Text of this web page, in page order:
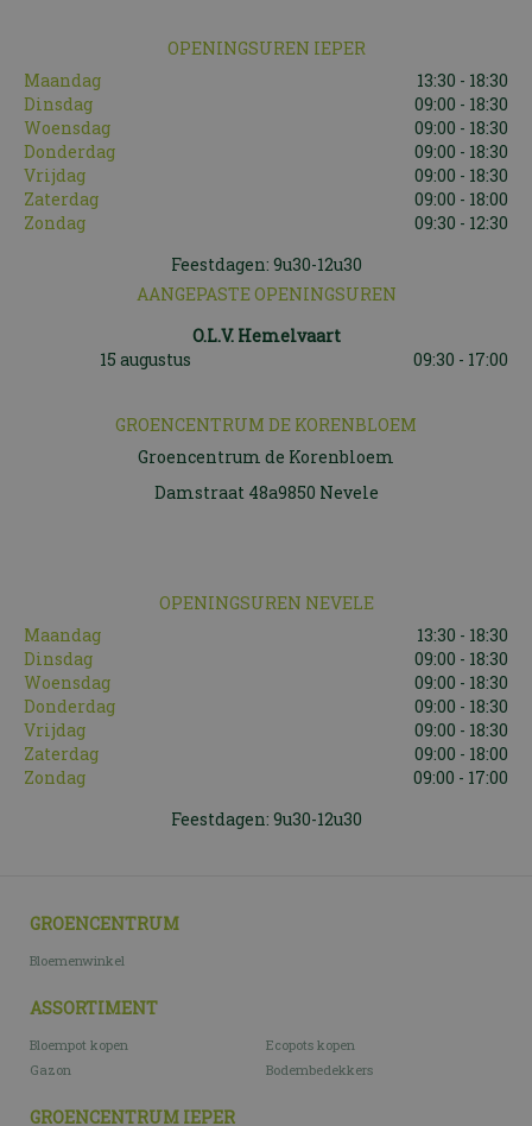
OPENINGSUREN IEPER
Maandag
13:30 - 18:30
Dinsdag
09:00 - 18:30
Woensdag
09:00 - 18:30
Donderdag
09:00 - 18:30
Vrijdag
09:00 - 18:30
Zaterdag
09:00 - 18:00
Zondag
09:30 - 12:30
Feestdagen: 9u30-12u30
AANGEPASTE OPENINGSUREN
O.L.V. Hemelvaart
15 augustus
09:30 - 17:00
GROENCENTRUM DE KORENBLOEM
Groencentrum de Korenbloem
Damstraat 48a9850 Nevele
OPENINGSUREN NEVELE
Maandag
13:30 - 18:30
Dinsdag
09:00 - 18:30
Woensdag
09:00 - 18:30
Donderdag
09:00 - 18:30
Vrijdag
09:00 - 18:30
Zaterdag
09:00 - 18:00
Zondag
09:00 - 17:00
Feestdagen: 9u30-12u30
GROENCENTRUM
Bloemenwinkel
ASSORTIMENT
Bloempot kopen
Ecopots kopen
Gazon
Bodembedekkers
GROENCENTRUM IEPER